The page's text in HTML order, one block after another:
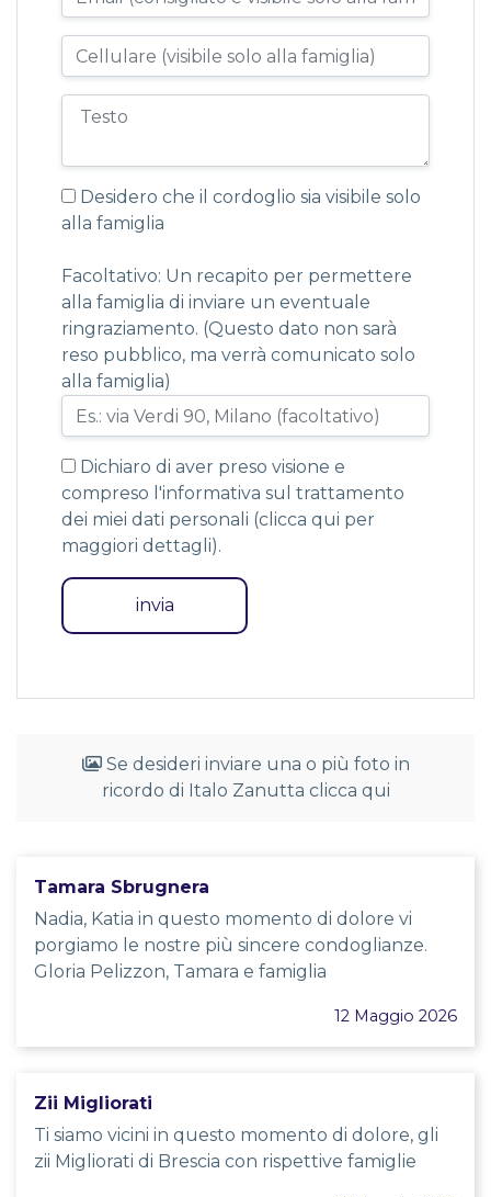
Desidero che il cordoglio sia visibile solo
alla famiglia
Facoltativo: Un recapito per permettere
alla famiglia di inviare un eventuale
ringraziamento. (Questo dato non sarà
reso pubblico, ma verrà comunicato solo
alla famiglia)
Dichiaro di aver preso visione e
compreso l'informativa sul trattamento
dei miei dati personali (clicca qui per
maggiori dettagli).
Se desideri inviare una o più foto in
ricordo di Italo Zanutta clicca qui
Tamara Sbrugnera
Nadia, Katia in questo momento di dolore vi
porgiamo le nostre più sincere condoglianze.
Gloria Pelizzon, Tamara e famiglia
12 Maggio 2026
Zii Migliorati
Ti siamo vicini in questo momento di dolore, gli
zii Migliorati di Brescia con rispettive famiglie